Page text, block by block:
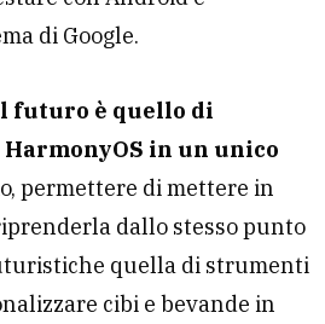
di Google.
futuro è quello di
in un unico
permettere di mettere in
dallo stesso punto
quella di strumenti
cibi e bevande in